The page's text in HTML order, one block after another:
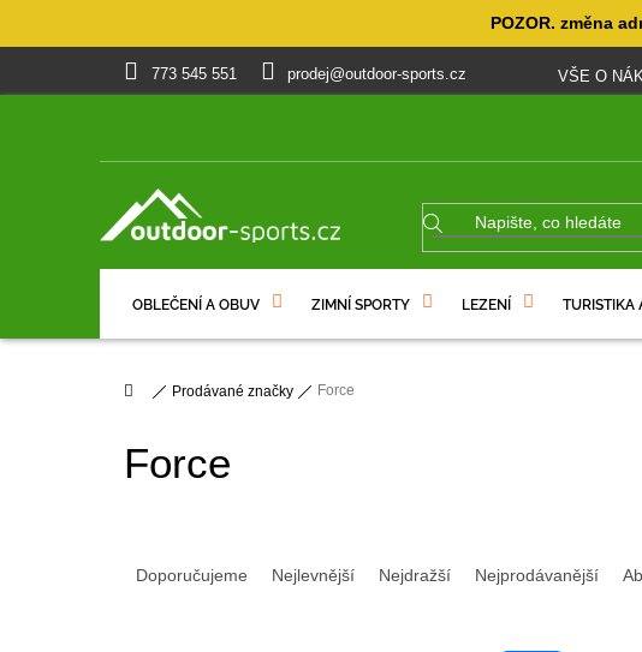
POZOR. změna
773 545 551 prodej@outdoor-sports.cz VŠE O
OBLEČENÍ A OBUV ZIMNÍ SPORTY LEZENÍ TURISTIKA
DomůProdávané značky Force
Force
Doporučujeme Nejlevnější Nejdražší Nejprodávanější